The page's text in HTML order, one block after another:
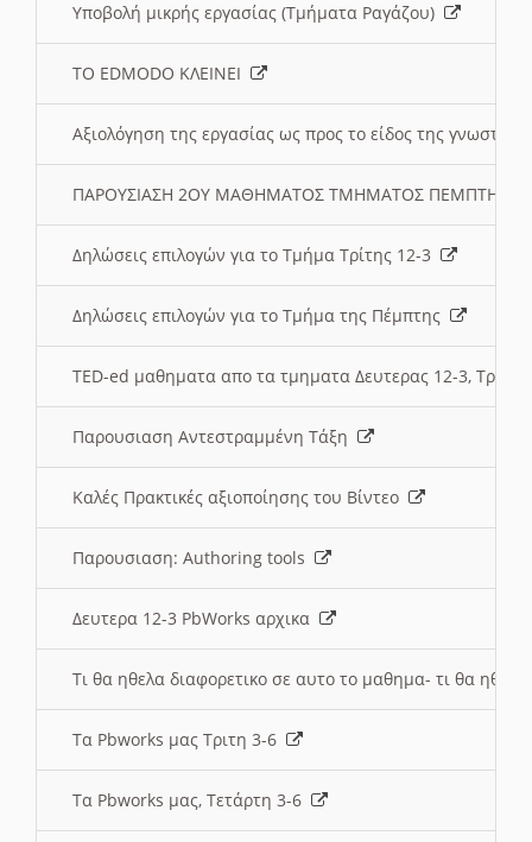
Υποβολή μικρής εργασίας (Τμήματα Ραγάζου)
ΤΟ EDMODO ΚΛΕΙΝΕΙ
Αξιολόγηση της εργασίας ως προς το είδος της
ΠΑΡΟΥΣΙΑΣΗ 2ΟΥ ΜΑΘΗΜΑΤΟΣ ΤΜΗΜΑΤΟΣ
Δηλώσεις επιλογών για το Τμήμα Τρίτης 12-3
Δηλώσεις επιλογών για το Τμήμα της Πέμπτης
TED-ed μαθηματα απο τα τμηματα Δευτερας 12-3,
Παρουσιαση Αντεστραμμένη Τάξη
Καλές Πρακτικές αξιοποίησης του Βίντεο
Παρουσιαση: Authoring tools
Δευτερα 12-3 PbWorks αρχικα
Τι θα ηθελα διαφορετικο σε αυτο το μαθημα- τι θα
Τα Pbworks μας Τριτη 3-6
Τα Pbworks μας, Τετάρτη 3-6